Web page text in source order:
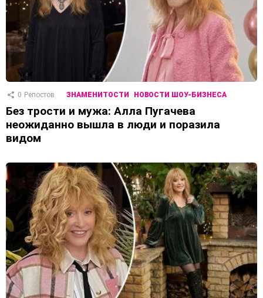
0 Репостов ЗНАМЕНИТОСТИ НОВОСТИ ШОУ-БИЗНЕСА
Без трости и мужа: Алла Пугачева
неожиданно вышла в люди и поразила
видом